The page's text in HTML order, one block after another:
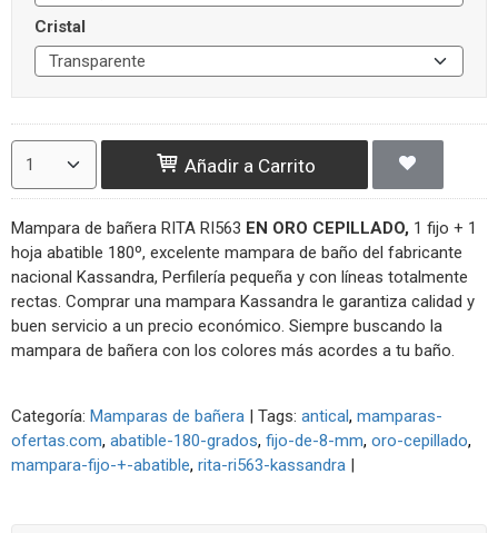
Cristal
Añadir a Carrito
Mampara de bañera RITA RI563 EN ORO CEPILLADO, 1 fijo + 1
hoja abatible 180º, excelente mampara de baño del fabricante
nacional Kassandra, Perfilería pequeña y con líneas totalmente
rectas. Comprar una mampara Kassandra le garantiza calidad y
buen servicio a un precio económico. Siempre buscando la
mampara de bañera con los colores más acordes a tu baño.
Categoría: Mamparas de bañera | Tags: antical mamparas-
ofertas.com abatible-180-grados fijo-de-8-mm oro-cepillado
mampara-fijo-+-abatible rita-ri563-kassandra |